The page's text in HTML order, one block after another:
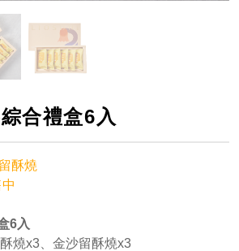
合禮盒6入
酥燒
6入
燒x3、金沙留酥燒x3